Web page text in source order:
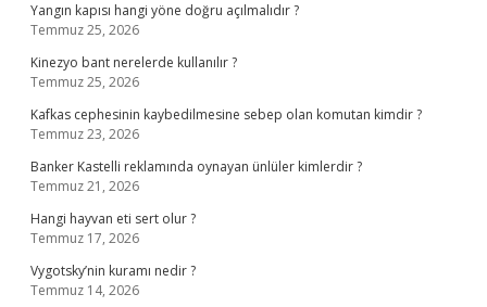
Yangın kapısı hangi yöne doğru açılmalıdır ?
Temmuz 25, 2026
Kinezyo bant nerelerde kullanılır ?
Temmuz 25, 2026
Kafkas cephesinin kaybedilmesine sebep olan komutan kimdir ?
Temmuz 23, 2026
Banker Kastelli reklamında oynayan ünlüler kimlerdir ?
Temmuz 21, 2026
Hangi hayvan eti sert olur ?
Temmuz 17, 2026
Vygotsky’nin kuramı nedir ?
Temmuz 14, 2026